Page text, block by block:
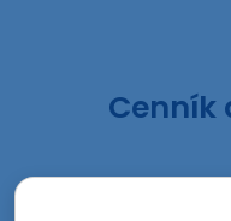
Cenník